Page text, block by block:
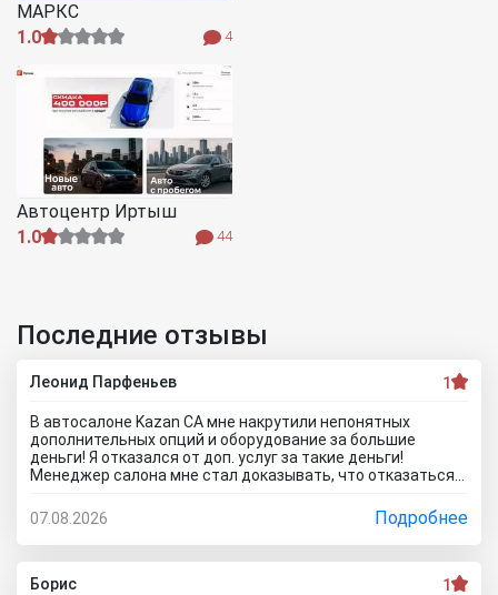
МАРКС
1.0
4
Автоцентр Иртыш
1.0
44
Последние отзывы
Леонид Парфеньев 1
В автосалоне Kazan CA мне накрутили непонятных
дополнительных опций и оборудование за большие
деньги! Я отказался от доп. услуг за такие деньги!
Менеджер салона мне стал доказывать, что отказаться
происходит?! Отчего это невозможно? это развод и
кидалово! Оставил салон без автомобиля, потому что не
хотел его приобретать с допами за большие деньги да и
вам не советую!
07.08.2026 Подробнее
Борис 1